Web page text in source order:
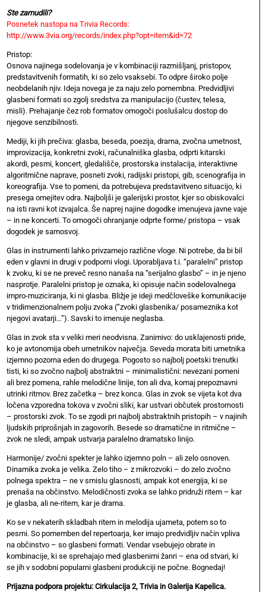
Ste zamudili?
Posnetek nastopa na Trivia Records:
http://www.3via.org/records/index.php?opt=item&id=72
Pristop:
Osnova najinega sodelovanja je v kombinaciji razmišljanj, pristopov,
predstavitvenih formatih, ki so zelo vsaksebi. To odpre široko polje
neobdelanih njiv. Ideja novega je za naju zelo pomembna. Predvidljivi
glasbeni formati so zgolj sredstva za manipulacijo (čustev, telesa,
misli). Prehajanje čez rob formatov omogoči poslušalcu dostop do
njegove senzibilnosti.
Mediji, ki jih prečiva: glasba, beseda, poezija, drama, zvočna umetnost,
improvizacija, konkretni zvoki, računalniška glasba, odprti kitarski
akordi, pesmi, koncert, gledališče, prostorska instalacija, interaktivne
algoritmične naprave, posneti zvoki, radijski pristopi, gib, scenografija in
koreografija. Vse to pomeni, da potrebujeva predstavitveno situacijo, ki
presega omejitev odra. Najboljši je galerijski prostor, kjer so obiskovalci
na isti ravni kot izvajalca. Še naprej najine dogodke imenujeva javne vaje
– in ne koncerti. To omogoči ohranjanje odprte forme/ pristopa – vsak
dogodek je samosvoj.
Glas in instrumenti lahko privzamejo različne vloge. Ni potrebe, da bi bil
eden v glavni in drugi v podporni vlogi. Uporabljava t.i. “paralelni” pristop
k zvoku, ki se ne preveč resno nanaša na “serijalno glasbo” – in je njeno
nasprotje. Paralelni pristop je oznaka, ki opisuje način sodelovalnega
impro-muziciranja, ki ni glasba. Bližje je ideji medčloveške komunikacije
v tridimenzionalnem polju zvoka (“zvoki glasbenika/ posameznika kot
njegovi avatarji…”). Savski to imenuje neglasba.
Glas in zvok sta v veliki meri neodvisna. Zanimivo: do usklajenosti pride,
ko je avtonomija obeh umetnikov največja. Seveda morata biti umetnika
izjemno pozorna eden do drugega. Pogosto so najbolj poetski trenutki
tisti, ki so zvočno najbolj abstraktni – minimalistični: nevezani pomeni
ali brez pomena, rahle melodične linije, ton ali dva, komaj prepoznavni
utrinki ritmov. Brez začetka – brez konca. Glas in zvok se vijeta kot dva
ločena vzporedna tokova v zvočni sliki, kar ustvari občutek prostornosti
– prostorski zvok. To se zgodi pri najbolj abstraktnih pristopih – v najinih
ljudskih priprošnjah in zagovorih. Besede so dramatične in ritmične –
zvok ne sledi, ampak ustvarja paralelno dramatsko linijo.
Harmonije/ zvočni spekter je lahko izjemno poln – ali zelo osnoven.
Dinamika zvoka je velika. Zelo tiho – z mikrozvoki – do zelo zvočno
polnega spektra – ne v smislu glasnosti, ampak kot energija, ki se
prenaša na občinstvo. Melodičnosti zvoka se lahko pridruži ritem – kar
je glasba, ali ne-ritem, kar je drama.
Ko se v nekaterih skladbah ritem in melodija ujameta, potem so to
pesmi. So pomemben del repertoarja, ker imajo predvidljiv način vpliva
na občinstvo – so glasbeni formati. Vendar vsebujejo obrate in
kombinacije, ki se sprehajajo med glasbenimi žanri – ena od stvari, ki
se jih v sodobni popularni glasbeni produkciji ne počne. Bognedaj!
Prijazna podpora projektu: Cirkulacija 2, Trivia in Galerija Kapelica.